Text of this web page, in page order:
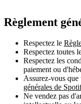
Règlement
Respectez le
Respectez toutes
Respectez les
paiement ou
Assurez-vous
générales de
Ne vendez pas